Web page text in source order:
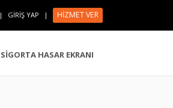
| GİRİŞ YAP | HİZMET VER
SİGORTA HASAR EKRANI